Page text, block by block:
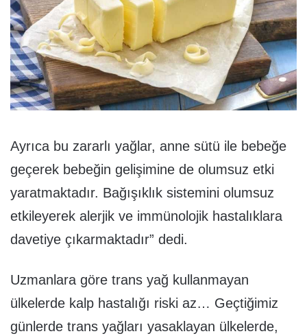
Ayrıca bu zararlı yağlar, anne sütü ile bebeğe
geçerek bebeğin gelişimine de olumsuz etki
yaratmaktadır. Bağışıklık sistemini olumsuz
etkileyerek alerjik ve immünolojik hastalıklara
davetiye çıkarmaktadır” dedi.
Uzmanlara göre trans yağ kullanmayan
ülkelerde kalp hastalığı riski az… Geçtiğimiz
günlerde trans yağları yasaklayan ülkelerde,